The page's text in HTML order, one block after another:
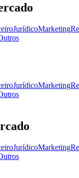
JurídicoMarketing
JurídicoMarketing
JurídicoMarketing